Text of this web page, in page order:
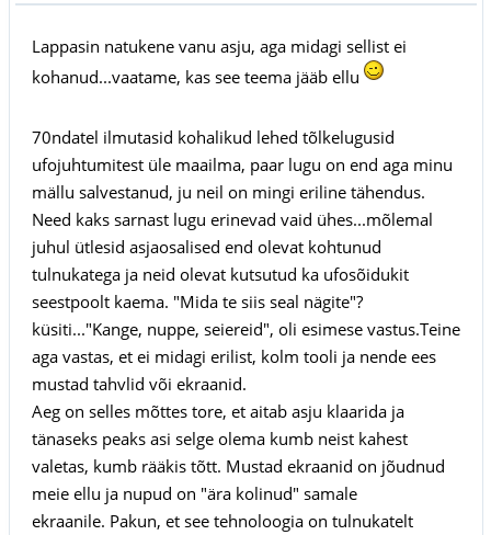
Lappasin natukene vanu asju, aga midagi sellist ei
kohanud...vaatame, kas see teema jääb ellu
70ndatel ilmutasid kohalikud lehed tõlkelugusid
ufojuhtumitest üle maailma, paar lugu on end aga minu
mällu salvestanud, ju neil on mingi eriline tähendus.
Need kaks sarnast lugu erinevad vaid ühes...mõlemal
juhul ütlesid asjaosalised end olevat kohtunud
tulnukatega ja neid olevat kutsutud ka ufosõidukit
seestpoolt kaema. "Mida te siis seal nägite"?
küsiti..."Kange, nuppe, seiereid", oli esimese vastus.Teine
aga vastas, et ei midagi erilist, kolm tooli ja nende ees
mustad tahvlid või ekraanid.
Aeg on selles mõttes tore, et aitab asju klaarida ja
tänaseks peaks asi selge olema kumb neist kahest
valetas, kumb rääkis tõtt. Mustad ekraanid on jõudnud
meie ellu ja nupud on "ära kolinud" samale
ekraanile. Pakun, et see tehnoloogia on tulnukatelt